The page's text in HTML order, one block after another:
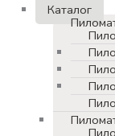
Каталог